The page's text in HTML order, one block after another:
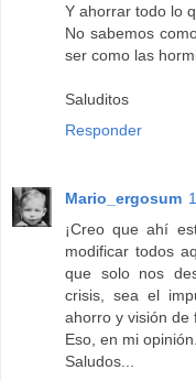
Y ahorrar todo lo
No sabemos
ser como las
Saluditos
Responder
Mario_ergosum
¡Creo que ahí
modificar todos
que solo nos
crisis, sea el
ahorro y visión de
Eso, en mi
Saludos...